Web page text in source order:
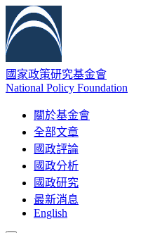
國家政策研究基金會
National Policy Foundation
關於基金會
全部文章
國政評論
國政分析
國政研究
最新消息
English